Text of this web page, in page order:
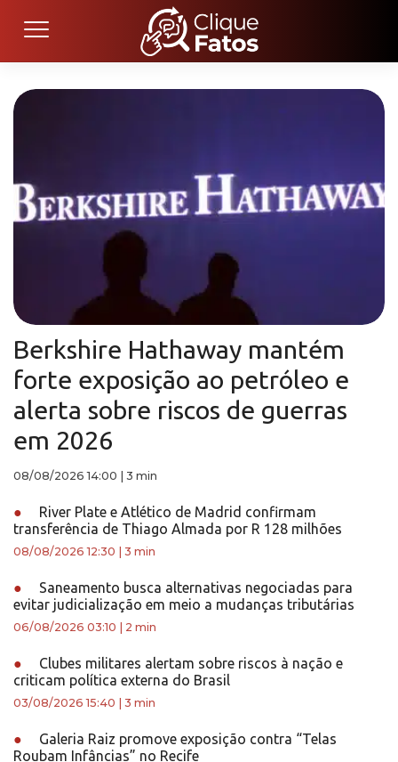
Berkshire Hathaway mantém
forte exposição ao petróleo e
alerta sobre riscos de guerras
em 2026
08/08/2026 14:00 3 min
●
River Plate e Atlético de Madrid confirmam
transferência de Thiago Almada por R 128 milhões
08/08/2026 12:30 3 min
●
Saneamento busca alternativas negociadas para
evitar judicialização em meio a mudanças tributárias
06/08/2026 03:10 2 min
●
Clubes militares alertam sobre riscos à nação e
criticam política externa do Brasil
03/08/2026 15:40 3 min
●
Galeria Raiz promove exposição contra “Telas
Roubam Infâncias” no Recife